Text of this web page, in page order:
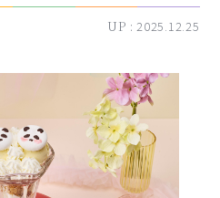
UP : 2025.12.25